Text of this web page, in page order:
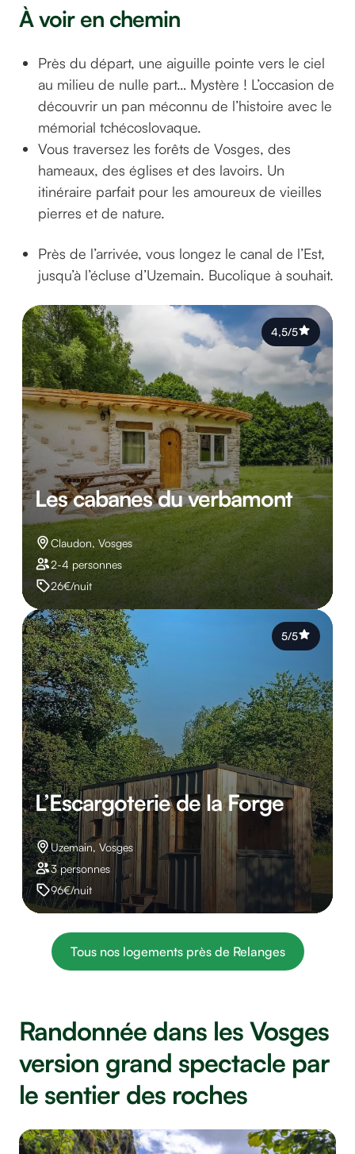
À voir en chemin
Près du départ, une aiguille pointe vers le ciel
au milieu de nulle part… Mystère ! L’occasion de
découvrir un pan méconnu de l’histoire avec le
mémorial tchécoslovaque.
Vous traversez les forêts de Vosges, des
hameaux, des églises et des lavoirs. Un
itinéraire parfait pour les amoureux de vieilles
pierres et de nature.
Près de l’arrivée, vous longez le canal de l’Est,
jusqu’à l’écluse d’Uzemain. Bucolique à souhait.
Les cabanes du verbamont
Claudon, Vosges
2-4 personnes
26€/nuit
4,5/5
L’Escargoterie de la Forge
Uzemain, Vosges
3 personnes
96€/nuit
5/5
Tous nos logements près de Relanges
Randonnée dans les Vosges
version grand spectacle par
le sentier des roches